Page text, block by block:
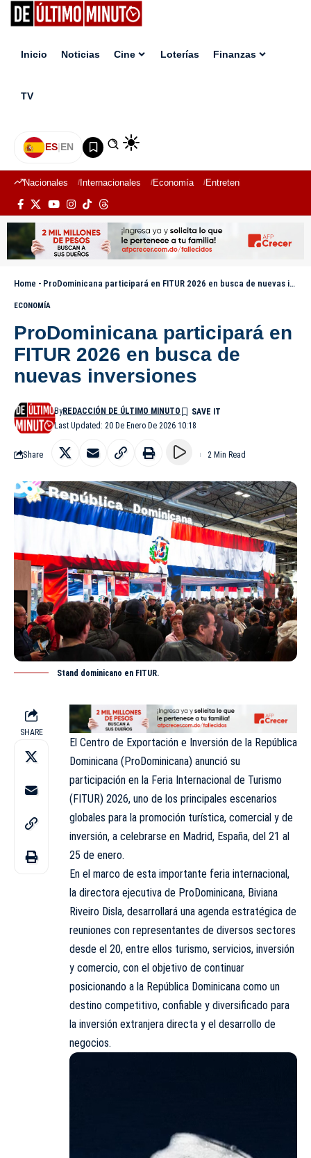
Inicio Noticias Cine Loterías Finanzas
TV
ES|EN
Nacionales Internacionales Economía Entretenimiento
Home - ProDominicana participará en FITUR 2026 en busca de nuevas inversiones
ECONOMÍA
ProDominicana participará en
FITUR 2026 en busca de
nuevas inversiones
Last Updated: 20 De Enero De 2026 10:18
ByREDACCIÓN DE ÚLTIMO MINUTO
Share 2 Min Read
Stand dominicano en FITUR.
SHARE
El Centro de Exportación e Inversión de la República
Dominicana (ProDominicana) anunció su
participación en la Feria Internacional de Turismo
(FITUR) 2026, uno de los principales escenarios
globales para la promoción turística, comercial y de
inversión, a celebrarse en Madrid, España, del 21 al
25 de enero.
En el marco de esta importante feria internacional,
la directora ejecutiva de ProDominicana, Biviana
Riveiro Disla, desarrollará una agenda estratégica de
reuniones con representantes de diversos sectores
desde el 20, entre ellos turismo, servicios, inversión
y comercio, con el objetivo de continuar
posicionando a la República Dominicana como un
destino competitivo, confiable y diversificado para
la inversión extranjera directa y el desarrollo de
negocios.